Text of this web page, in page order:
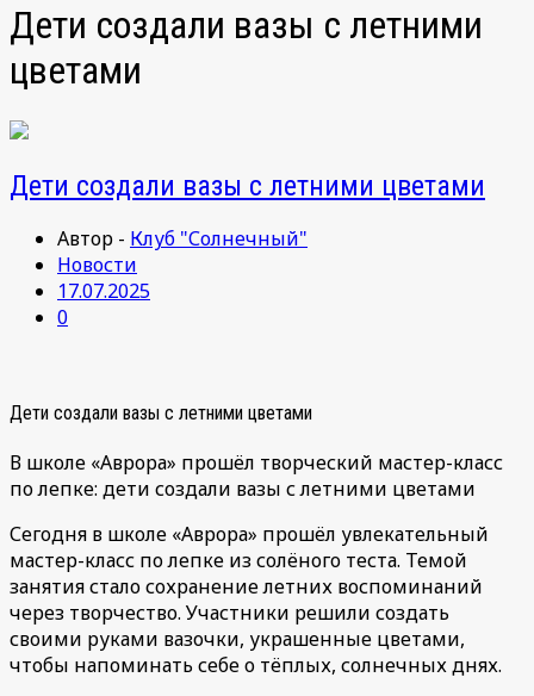
Дети создали вазы с летними
цветами
Дети создали вазы с летними цветами
Автор - Клуб "Солнечный"
Новости
17.07.2025
0
Дети создали вазы с летними цветами
В школе «Аврора» прошёл творческий мастер-класс
по лепке: дети создали вазы с летними цветами
Сегодня в школе «Аврора» прошёл увлекательный
мастер-класс по лепке из солёного теста. Темой
занятия стало сохранение летних воспоминаний
через творчество. Участники решили создать
своими руками вазочки, украшенные цветами,
чтобы напоминать себе о тёплых, солнечных днях.